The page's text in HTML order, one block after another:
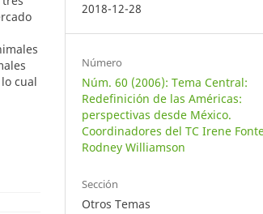
cual
2018-12-28
Número
Núm. 60 (2006): Tema Central:
Redefinición de las Américas:
perspectivas desde México.
Coordinadores del TC Irene
Rodney Williamson
Sección
Otros Temas